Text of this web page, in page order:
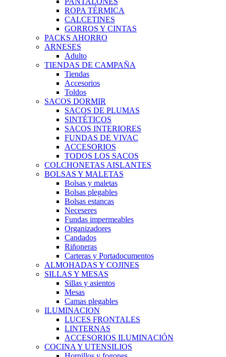
ROPA TÉRMICA
CALCETINES
GORROS Y CINTAS
PACKS AHORRO
ARNESES
Adulto
TIENDAS DE CAMPAÑA
Tiendas
Accesorios
Toldos
SACOS DORMIR
SACOS DE PLUMAS
SINTÉTICOS
SACOS INTERIORES
FUNDAS DE VIVAC
ACCESORIOS
TODOS LOS SACOS
COLCHONETAS AISLANTES
BOLSAS Y MALETAS
Bolsas y maletas
Bolsas plegables
Bolsas estancas
Neceseres
Fundas impermeables
Organizadores
Candados
Riñoneras
Carteras y Portadocumentos
ALMOHADAS Y COJINES
SILLAS Y MESAS
Sillas y asientos
Mesas
Camas plegables
ILUMINACION
LUCES FRONTALES
LINTERNAS
ACCESORIOS ILUMINACIÓN
COCINA Y UTENSILIOS